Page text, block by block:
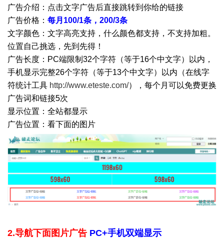
广告介绍：点击文字广告后直接跳转到你给的链接
广告价格： 每月100/1条，200/3条
文字颜色：文字高亮支持，什么颜色都支持，不支持加粗。
位置自己挑选，先到先得！
广告长度： PC端限制32个字符（等于16个中文字）以内，
手机显示完整26个字符 （等于13个中文字） 以内 （在线字
符统计工具 http://www.eteste.com/），每个月可以免费更换
广告词和链接5次
显示位置：全站都显示
广告位置：看下面的图片
2.导航下面图片广告 PC+手机双端显示